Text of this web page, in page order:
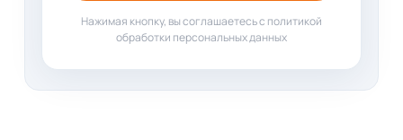
Нажимая кнопку, вы соглашаетесь с политикой
обработки персональных данных